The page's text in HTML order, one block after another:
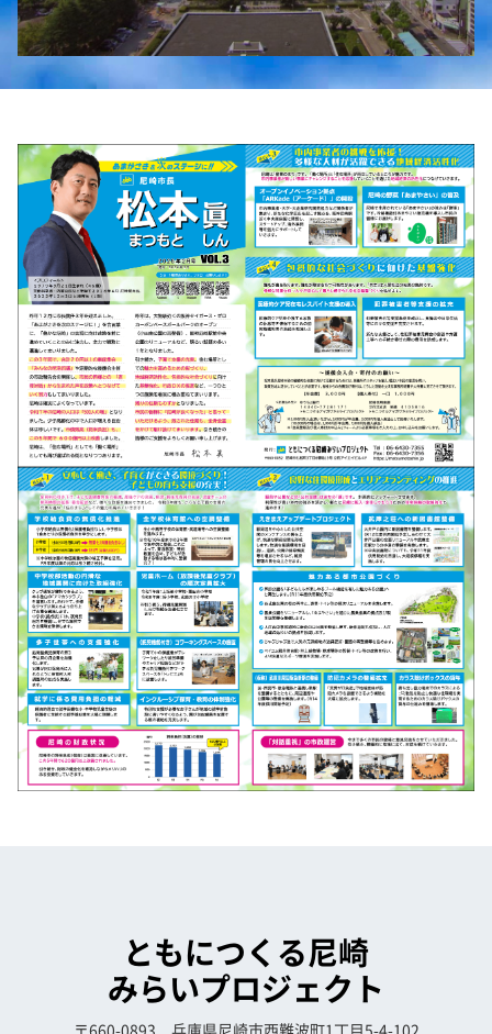
ともにつくる尼崎
みらいプロジェクト
〒660-0893 兵庫県尼崎市西難波町1丁目5-4-102